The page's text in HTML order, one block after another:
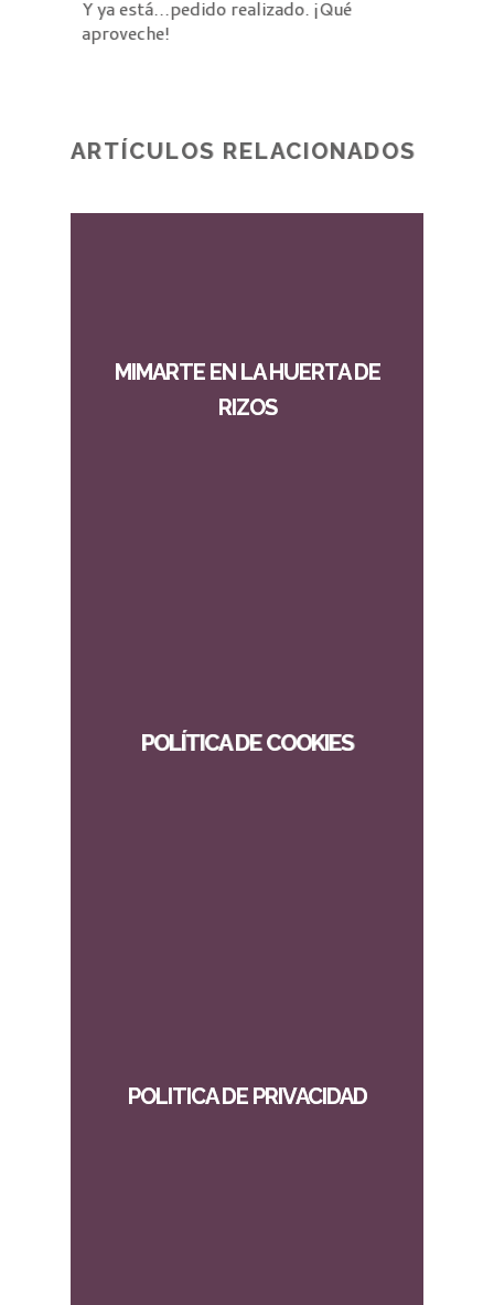
Y ya está…pedido realizado. ¡Qué
aproveche!
ARTÍCULOS RELACIONADOS
MIMARTE EN LA HUERTA DE
RIZOS
POLÍTICA DE COOKIES
POLITICA DE PRIVACIDAD